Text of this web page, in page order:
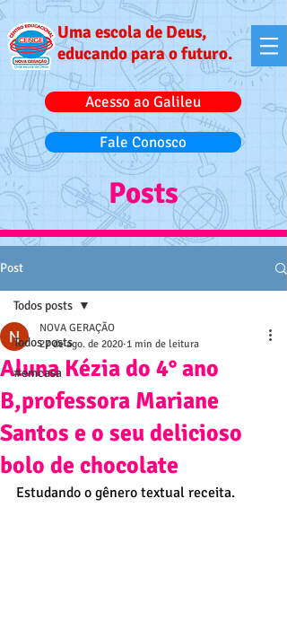
Uma escola de Deus,
educando para o futuro.
Acesso ao Galileu
Fale Conosco
Posts
Post
Todos posts
#emcasa
Todos posts
Aluna Kézia do 4° ano
B,professora Mariane
Santos e o seu delicioso
bolo de chocolate
NOVA GERAÇÃO
27 de ago. de 2020 1 min de leitura
Estudando o gênero textual receita.